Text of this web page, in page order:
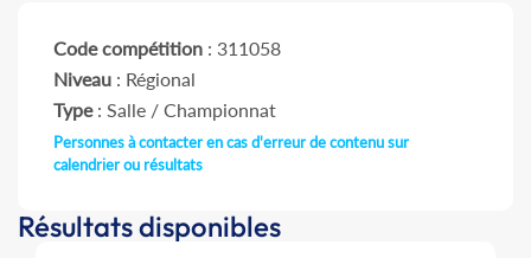
Code compétition : 311058
Niveau : Régional
Type: Salle / Championnat
Personnes à contacter en cas d'erreur de contenu sur
calendrier ou résultats
Résultats disponibles